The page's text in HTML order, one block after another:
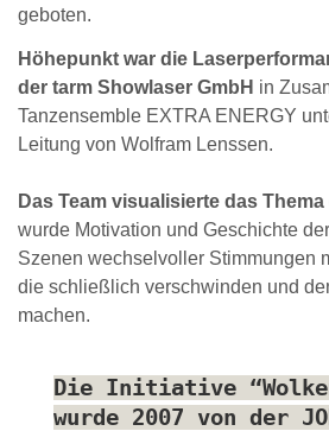
geboten.
Höhepunkt war die
der tarm Showlaser GmbH in
Tanzensemble EXTRA ENERGY
Leitung von Wolfram Lenssen.
Das Team visualisierte das
wurde Motivation und Geschichte
Szenen wechselvoller Stimmungen
die schließlich verschwinden und
machen.
Die Initiative
wurde 2007 von der